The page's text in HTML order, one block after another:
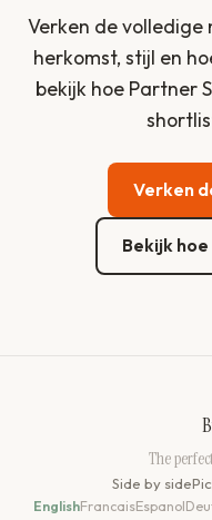
Verken de
herkomst, stijl en
bekijk hoe Partner
Verken
Bekijk
The
Side by side
EnglishFrancaisEspanol